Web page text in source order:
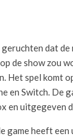
dat de
de show zou
Het spel komt
en Switch. De
en uitgegeven
game heeft een